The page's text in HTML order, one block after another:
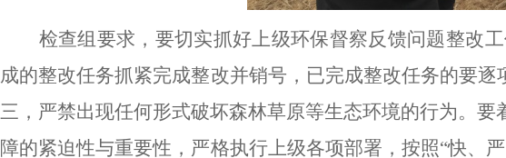
检查组要求， 要切实抓好上级环保督察反馈问题整改工
成的整改任务抓紧完成整改并销号，已完成整改任务的要逐
三，严禁出现任何形式破坏森林草原等生态环境的行为。 要
障的紧迫性与重要性 ，严格执行上级各项部署，按照“快、